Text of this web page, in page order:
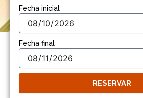
Fecha inicial
Fecha final
RESERVAR